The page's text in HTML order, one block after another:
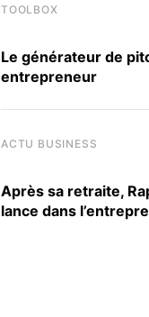
TOOLBOX
Le générateur de
entrepreneur
ACTU BUSINESS
Après sa retraite,
lance dans